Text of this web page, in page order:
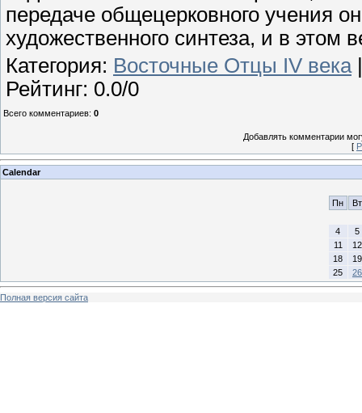
передаче общецерковного учения
художественного синтеза, и в этом
Категория: Восточные Отцы IV века
Рейтинг: 0.0/0
Всего комментариев: 0
Добавлять комментарии
[
Calendar
Пн Вт
4
5
11
12
18
19
25
26
Полная версия сайта